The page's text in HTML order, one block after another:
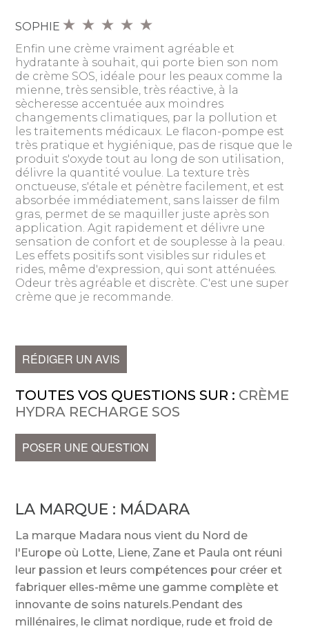
SOPHIE
Enfin une crème vraiment agréable et
hydratante à souhait, qui porte bien son nom
de crème SOS, idéale pour les peaux comme la
mienne, très sensible, très réactive, à la
sècheresse accentuée aux moindres
changements climatiques, par la pollution et
les traitements médicaux. Le flacon-pompe est
très pratique et hygiénique, pas de risque que le
produit s'oxyde tout au long de son utilisation,
délivre la quantité voulue. La texture très
onctueuse, s'étale et pénètre facilement, et est
absorbée immédiatement, sans laisser de film
gras, permet de se maquiller juste après son
application. Agit rapidement et délivre une
sensation de confort et de souplesse à la peau.
Les effets positifs sont visibles sur ridules et
rides, même d'expression, qui sont atténuées.
Odeur très agréable et discrète. C'est une super
crème que je recommande.
RÉDIGER UN AVIS
TOUTES VOS QUESTIONS SUR : CRÈME
HYDRA RECHARGE SOS
POSER UNE QUESTION
LA MARQUE : MÁDARA
La marque Madara nous vient du Nord de
l'Europe où Lotte, Liene, Zane et Paula ont réuni
leur passion et leurs compétences pour créer et
fabriquer elles-même une gamme complète et
innovante de soins naturels.Pendant des
millénaires, le climat nordique, rude et froid de